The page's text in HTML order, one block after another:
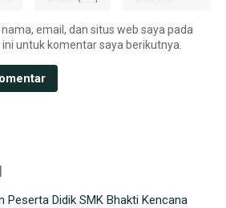
email, dan situs web saya pada
untuk komentar saya berikutnya.
Peserta Didik SMK Bhakti Kencana